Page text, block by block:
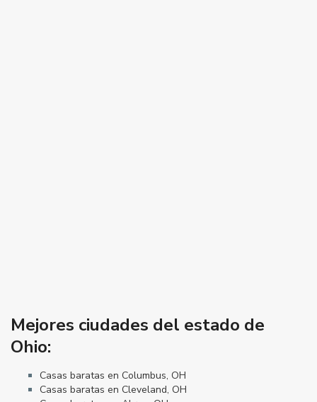
Mejores ciudades del estado de
Ohio:
Casas baratas en Columbus, OH
Casas baratas en Cleveland, OH